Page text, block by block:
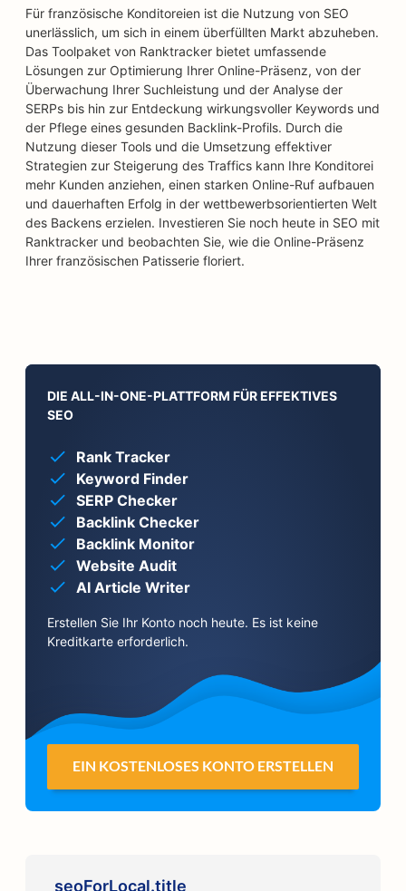
Für französische Konditoreien ist die Nutzung von SEO
unerlässlich, um sich in einem überfüllten Markt abzuheben.
Das Toolpaket von Ranktracker bietet umfassende
Lösungen zur Optimierung Ihrer Online-Präsenz, von der
Überwachung Ihrer Suchleistung und der Analyse der
SERPs bis hin zur Entdeckung wirkungsvoller Keywords und
der Pflege eines gesunden Backlink-Profils. Durch die
Nutzung dieser Tools und die Umsetzung effektiver
Strategien zur Steigerung des Traffics kann Ihre Konditorei
mehr Kunden anziehen, einen starken Online-Ruf aufbauen
und dauerhaften Erfolg in der wettbewerbsorientierten Welt
des Backens erzielen. Investieren Sie noch heute in SEO mit
Ranktracker und beobachten Sie, wie die Online-Präsenz
Ihrer französischen Patisserie floriert.
DIE ALL-IN-ONE-PLATTFORM FÜR EFFEKTIVES
SEO
Rank Tracker
Keyword Finder
SERP Checker
Backlink Checker
Backlink Monitor
Website Audit
AI Article Writer
Erstellen Sie Ihr Konto noch heute. Es ist keine
Kreditkarte erforderlich.
EIN KOSTENLOSES KONTO ERSTELLEN
seoForLocal.title